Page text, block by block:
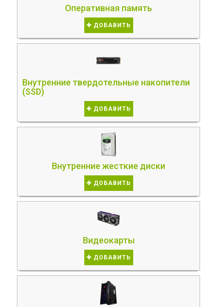
Оперативная память
ДОБАВИТЬ
Внутренние твердотельные накопители
(SSD)
ДОБАВИТЬ
Внутренние жесткие диски
ДОБАВИТЬ
Видеокарты
ДОБАВИТЬ